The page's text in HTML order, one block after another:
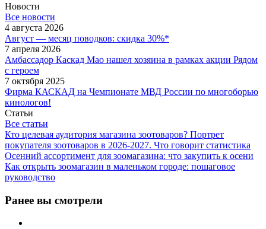
Новости
Все новости
4 августа 2026
Август — месяц поводков: скидка 30%*
7 апреля 2026
Амбассадор Каскад Мао нашел хозяина в рамках акции Рядом
с героем
7 октября 2025
Фирма КАСКАД на Чемпионате МВД России по многоборью
кинологов!
Статьи
Все статьи
Кто целевая аудитория магазина зоотоваров? Портрет
покупателя зоотоваров в 2026-2027. Что говорит статистика
Осенний ассортимент для зоомагазина: что закупить к осени
Как открыть зоомагазин в маленьком городе: пошаговое
руководство
Ранее вы смотрели